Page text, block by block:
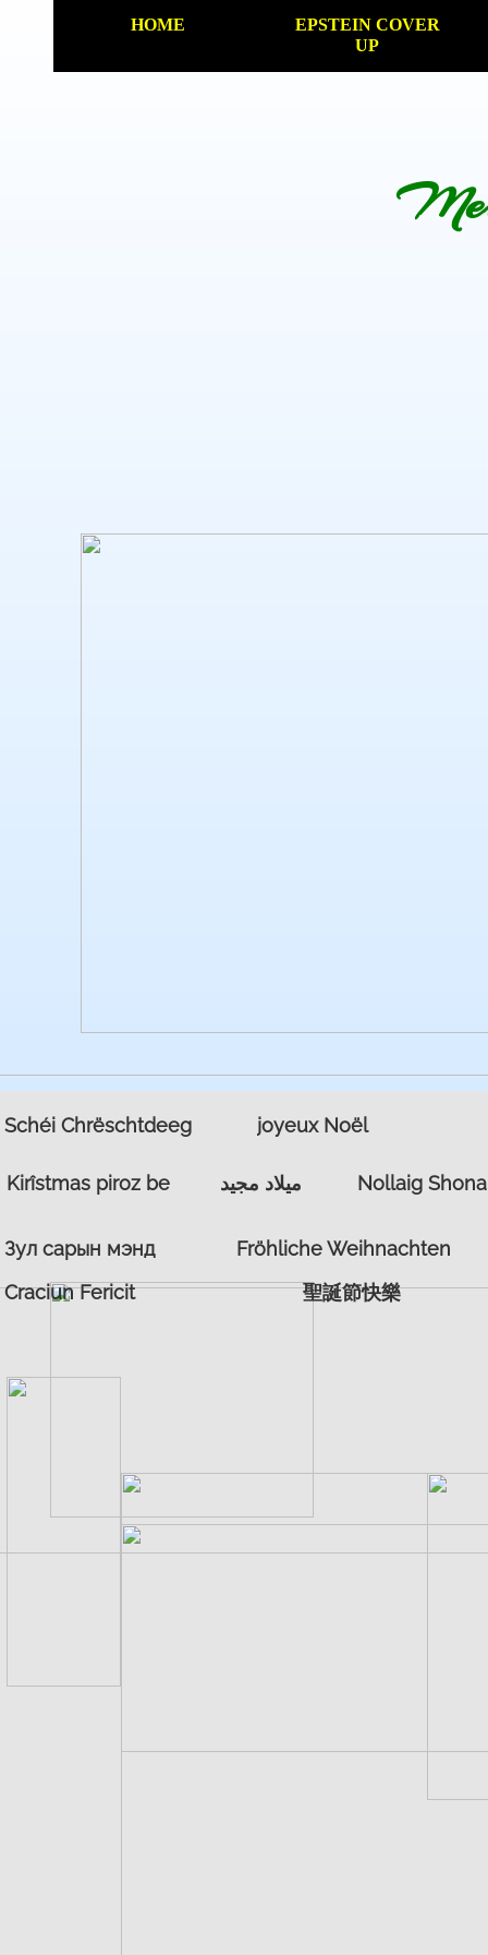
HOME
EPSTEIN COVER
UP
聖誕節快樂
ميلاد مجيد
Schéi Chrëschtdeeg
Craciun Fericit
Fröhliche Weihnachten
Nollaig Shona
Зул сарын мэнд
Kirîstmas piroz be
joyeux Noël